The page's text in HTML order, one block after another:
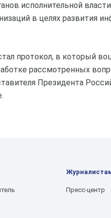
исполнительной
в целях развития
протокол, в который
рассмотренных
Президента
Пресс-центр